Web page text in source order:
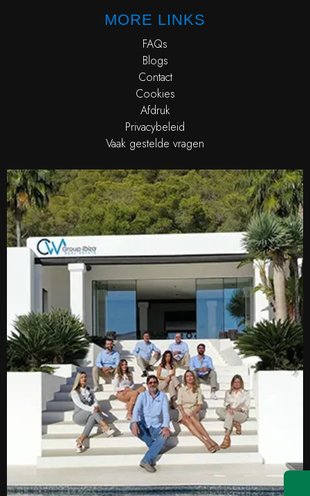
MORE LINKS
FAQs
Blogs
Contact
Cookies
Afdruk
Privacybeleid
Vaak gestelde vragen